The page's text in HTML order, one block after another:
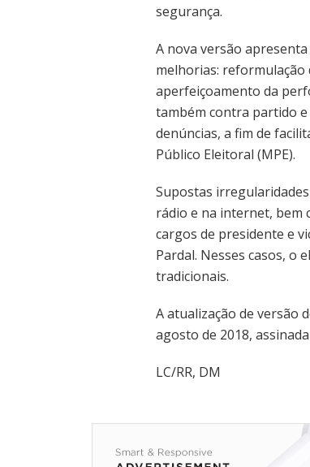
segurança.
A nova versão
melhorias:
aperfeiçoamento da
também contra partido
denúncias, a fim de
Público Eleitoral (MPE).
Supostas
rádio e na internet, bem
cargos de presidente e
Pardal. Nesses casos, o
tradicionais.
A atualização de versão
agosto de 2018,
LC/RR, DM